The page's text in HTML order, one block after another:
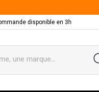
disponible en 3h